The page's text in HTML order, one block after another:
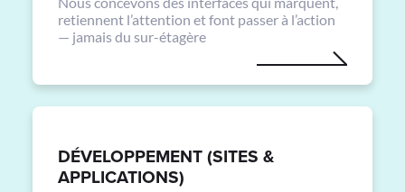
retiennent l’attention et font passer à l’action
— jamais du sur-étagère
DÉVELOPPEMENT (SITES &
APPLICATIONS)